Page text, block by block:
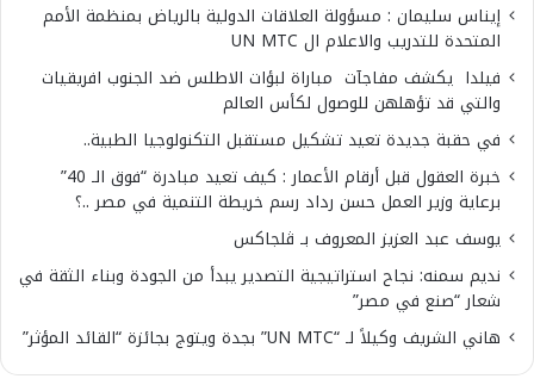
إيناس سليمان : مسؤولة العلاقات الدولية بالرياض بمنظمة الأمم
المتحدة للتدريب والاعلام ال UN MTC
فيلدا يكشف مفاجآت مباراة لبؤات الاطلس ضد الجنوب افريقيات
والتي قد تؤهلهن للوصول لكأس العالم
في حقبة جديدة تعيد تشكيل مستقبل التكنولوجيا الطبية..
خبرة العقول قبل أرقام الأعمار : كيف تعيد مبادرة “فوق الـ 40”
برعاية وزير العمل حسن رداد رسم خريطة التنمية في مصر ..؟
يوسف عبد العزيز المعروف بـ ڤلجاكس
نديم سمنه: نجاح استراتيجية التصدير يبدأ من الجودة وبناء الثقة في
شعار “صنع في مصر”
هاني الشريف وكيلاً لـ “UN MTC” بجدة ويتوج بجائزة “القائد المؤثر”